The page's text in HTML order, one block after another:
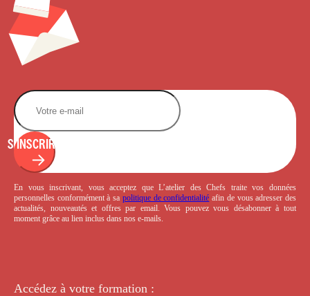
S'INSCRIRE
En vous inscrivant, vous acceptez que L’atelier des Chefs traite vos données
personnelles conformément à sa politique de confidentialité afin de vous adresser des
actualités, nouveautés et offres par email. Vous pouvez vous désabonner à tout
moment grâce au lien inclus dans nos e-mails.
Accédez à votre formation :